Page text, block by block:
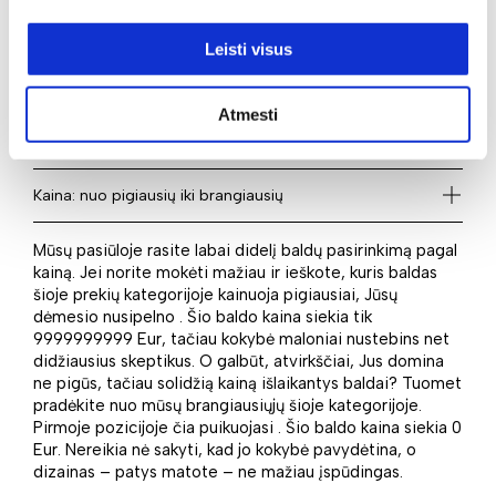
Leisti visus
Atmesti
realizuoti. Todėl smagu pasiūlyti platų įvairių baldų
pasirinkimą. Tad jeigu Jums aktualu Paauglių / jaunuolių
derės konkrečiame interjere. 1 – tiek prekių rasite šiame
puslapyje. Taigi identifikuokite savo poreikius ir įsigykite
Kaina: nuo pigiausių iki brangiausių
Mūsų pasiūloje rasite labai didelį baldų pasirinkimą pagal
kainą. Jei norite mokėti mažiau ir ieškote, kuris baldas
šioje prekių kategorijoje kainuoja pigiausiai, Jūsų
dėmesio nusipelno . Šio baldo kaina siekia tik
9999999999 Eur, tačiau kokybė maloniai nustebins net
didžiausius skeptikus. O galbūt, atvirkščiai, Jus domina
ne pigūs, tačiau solidžią kainą išlaikantys baldai? Tuomet
pradėkite nuo mūsų brangiausiųjų šioje kategorijoje.
Pirmoje pozicijoje čia puikuojasi . Šio baldo kaina siekia 0
Eur. Nereikia nė sakyti, kad jo kokybė pavydėtina, o
dizainas – patys matote – ne mažiau įspūdingas.